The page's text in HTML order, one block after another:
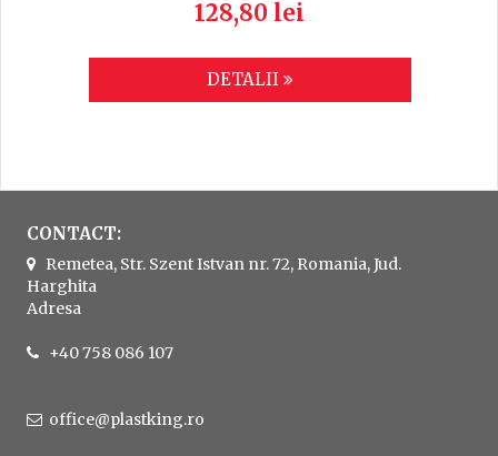
128,80 lei
DETALII
CONTACT:
Remetea, Str. Szent Istvan nr. 72, Romania, Jud.
Harghita
Adresa
+40 758 086 107
office@plastking.ro